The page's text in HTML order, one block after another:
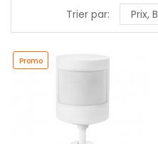
Trier par:
Prix,
Promo